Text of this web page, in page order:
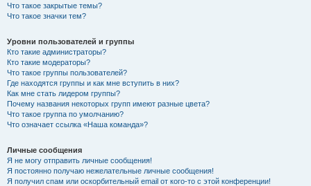
Что такое закрытые темы?
Что такое значки тем?
Уровни пользователей и группы
Кто такие администраторы?
Кто такие модераторы?
Что такое группы пользователей?
Где находятся группы и как мне вступить в них?
Как мне стать лидером группы?
Почему названия некоторых групп имеют разные цвета?
Что такое группа по умолчанию?
Что означает ссылка «Наша команда»?
Личные сообщения
Я не могу отправить личные сообщения!
Я постоянно получаю нежелательные личные сообщения!
Я получил спам или оскорбительный email от кого-то с этой конференции!